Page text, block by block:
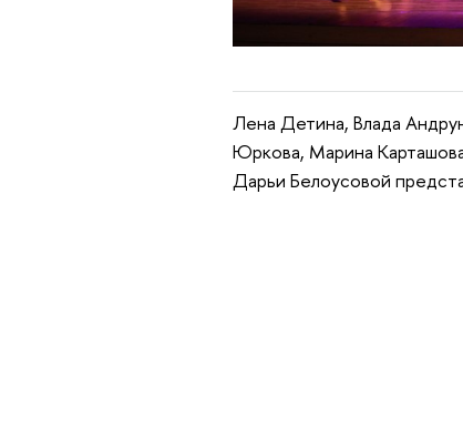
Лена Детина, Влада
Юркова, Марина
Дарьи Белоусовой